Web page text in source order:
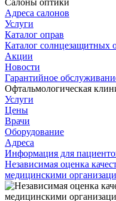
Адреса салонов
Услуги
Каталог оправ
Каталог солнцезащитных
Акции
Новости
Гарантийное
Офтальмологическая
Услуги
Цены
Врачи
Оборудование
Адреса
Информация для
Независимая оценка
медицинскими